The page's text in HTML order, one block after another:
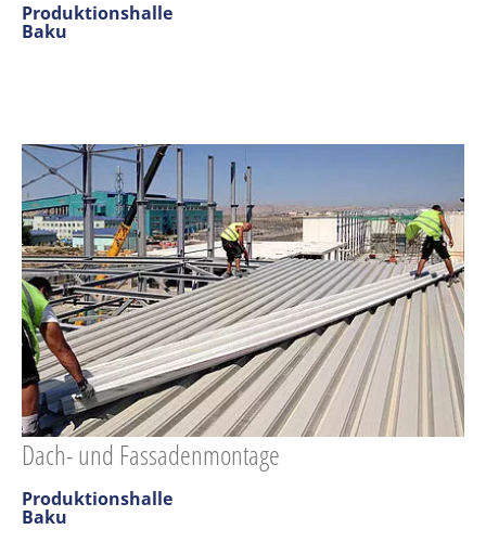
Produktionshalle
Baku
Dach- und Fassadenmontage
Produktionshalle
Baku